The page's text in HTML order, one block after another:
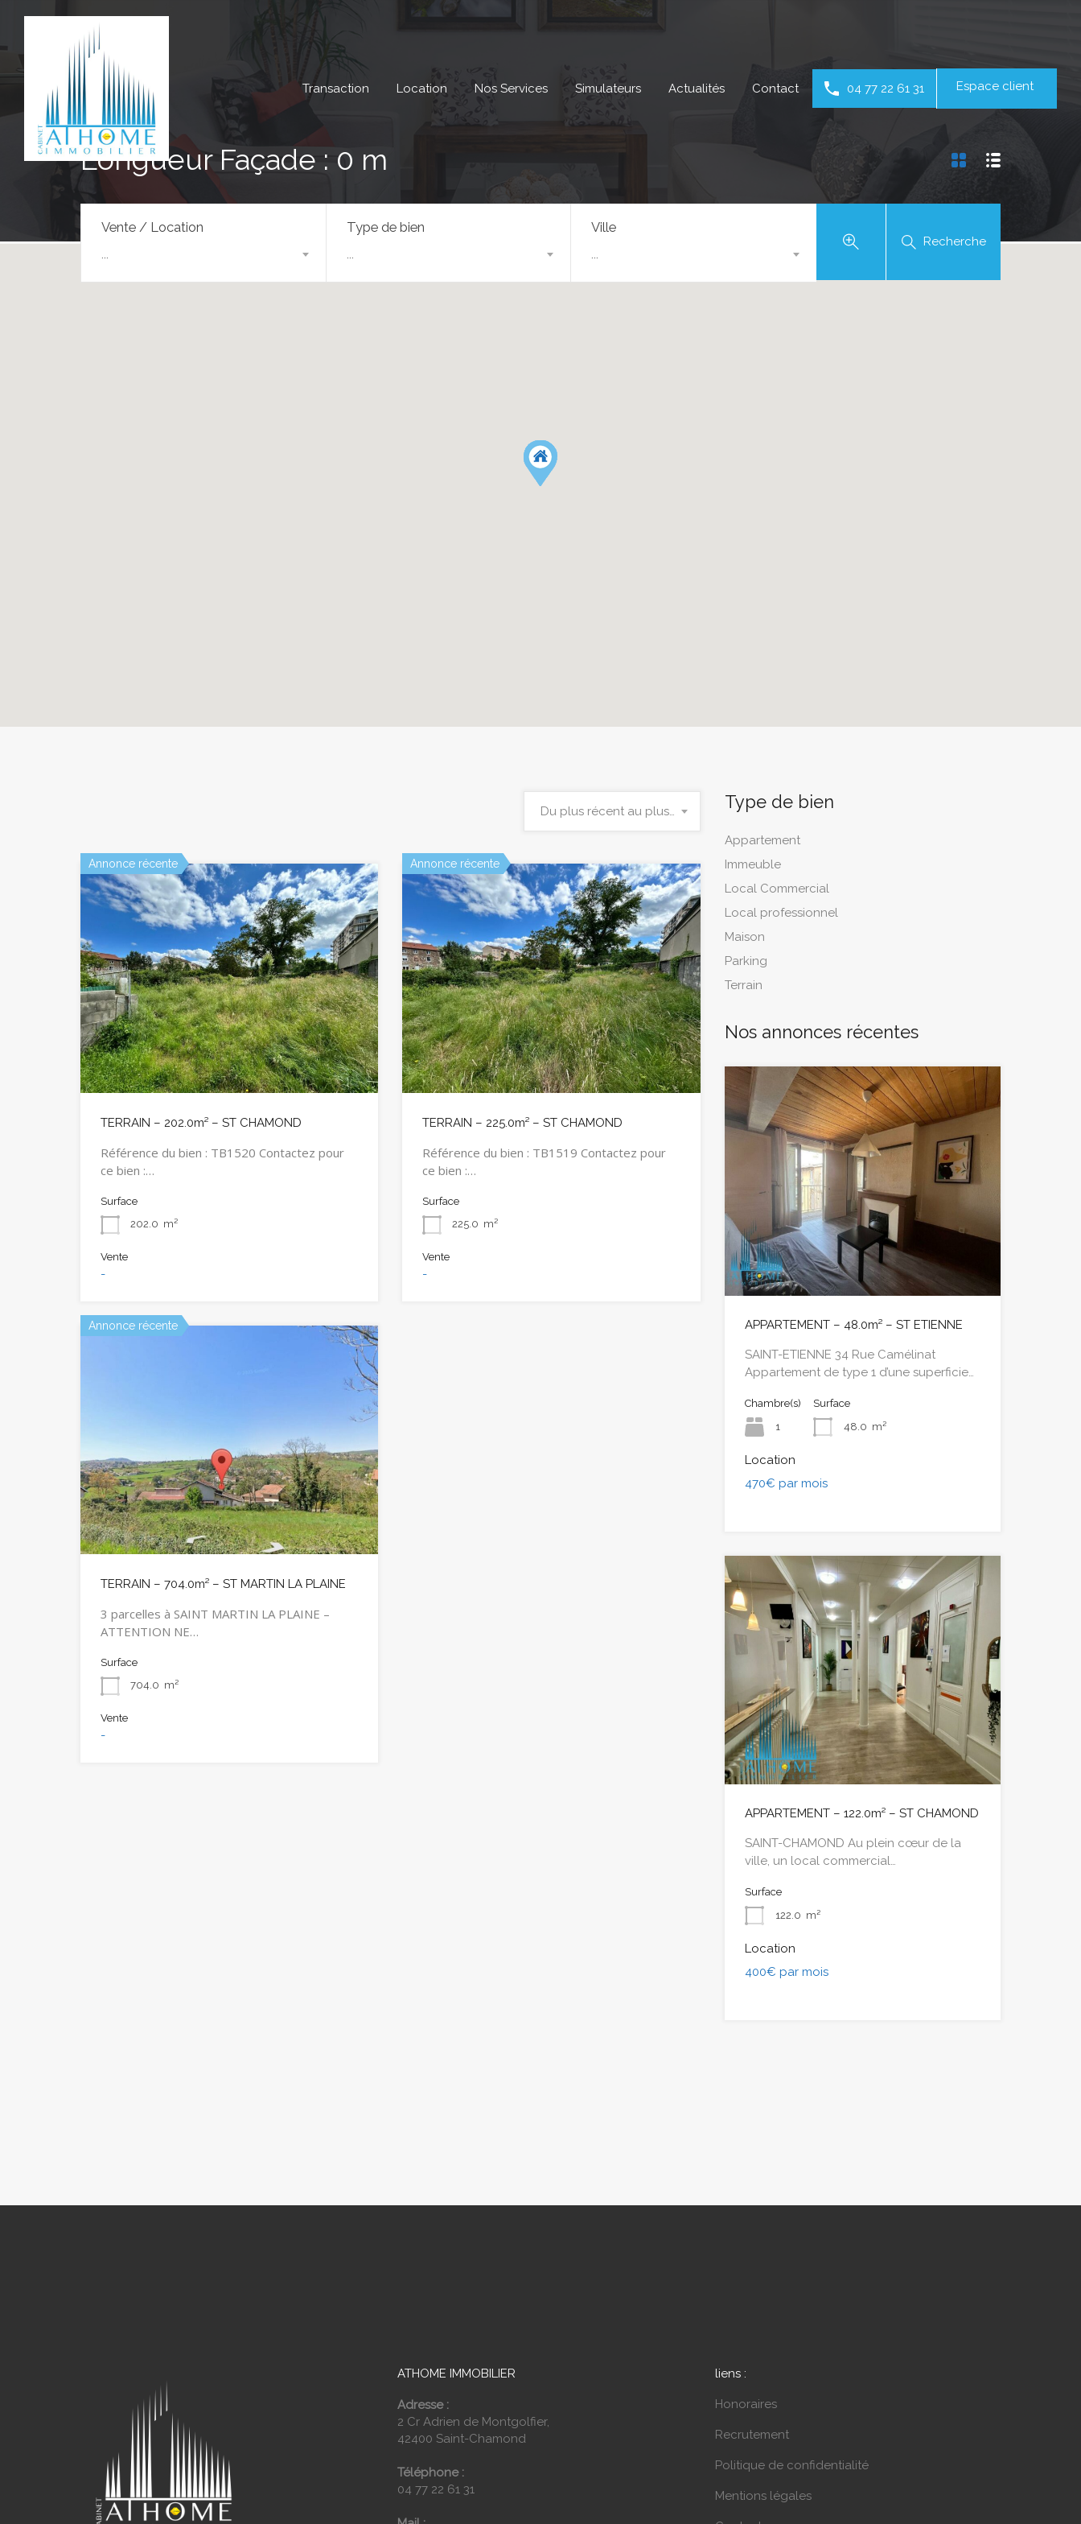
Transaction Location Nos Services Simulateurs Actualités Contact 04 77 22 61 31 Espace client
Longueur Façade : 0 m
Vente / Location Type de bien Ville
Recherche
Du plus récent au plus ancien
Annonce récente
TERRAIN – 202.0m² – ST CHAMOND
Référence du bien : TB1520 Contactez pour
ce bien :…
Surface
202.0 m²
Vente
-
Annonce récente
TERRAIN – 225.0m² – ST CHAMOND
Référence du bien : TB1519 Contactez pour
ce bien :…
Surface
225.0 m²
Vente
-
Annonce récente
TERRAIN – 704.0m² – ST MARTIN LA PLAINE
3 parcelles à SAINT MARTIN LA PLAINE –
ATTENTION NE…
Surface
704.0 m²
Vente
-
Type de bien
Appartement
Immeuble
Local Commercial
Local professionnel
Maison
Parking
Terrain
Nos annonces récentes
APPARTEMENT – 48.0m² – ST ETIENNE
SAINT-ETIENNE 34 Rue Camélinat
Appartement de type 1 d’une superficie…
Chambre(s)
1
Surface
48.0 m²
Location
470€ par mois
APPARTEMENT – 122.0m² – ST CHAMOND
SAINT-CHAMOND Au plein cœur de la
ville, un local commercial…
Surface
122.0 m²
Location
400€ par mois
ATHOME IMMOBILIER
Adresse :
2 Cr Adrien de Montgolfier,
42400 Saint-Chamond
Téléphone :
04 77 22 61 31
liens :
Honoraires
Recrutement
Politique de confidentialité
Mentions légales